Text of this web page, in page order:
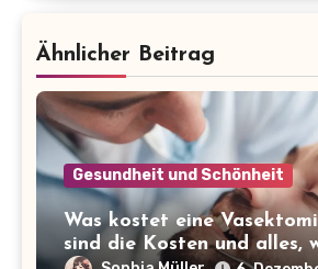
Ähnlicher Beitrag
Gesundheit und Schönheit
Was kostet eine
sind die Kosten und alles,